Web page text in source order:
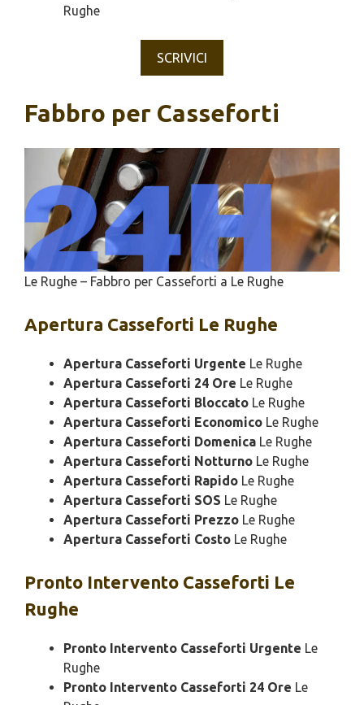
Rughe
SCRIVICI
Fabbro per Casseforti
Le Rughe – Fabbro per Casseforti a Le Rughe
Apertura Casseforti Le Rughe
Apertura Casseforti Urgente Le Rughe
Apertura Casseforti 24 Ore Le Rughe
Apertura Casseforti Bloccato Le Rughe
Apertura Casseforti Economico Le Rughe
Apertura Casseforti Domenica Le Rughe
Apertura Casseforti Notturno Le Rughe
Apertura Casseforti Rapido Le Rughe
Apertura Casseforti SOS Le Rughe
Apertura Casseforti Prezzo Le Rughe
Apertura Casseforti Costo Le Rughe
Pronto Intervento Casseforti Le
Rughe
Pronto Intervento Casseforti Urgente Le
Rughe
Pronto Intervento Casseforti 24 Ore Le